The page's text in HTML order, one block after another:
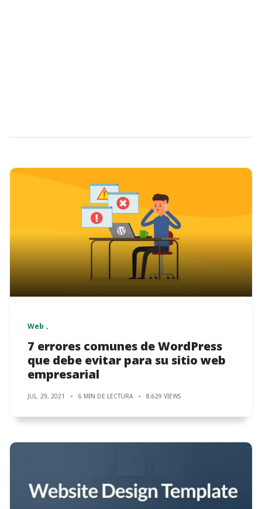
Web
7 errores comunes de WordPress
que debe evitar para su sitio web
empresarial
JUL. 29, 2021 6 MIN DE LECTURA 8,629 VIEWS